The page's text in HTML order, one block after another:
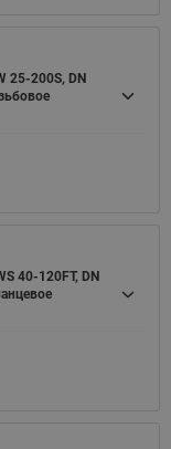
25-200S, DN
40-120FT, DN